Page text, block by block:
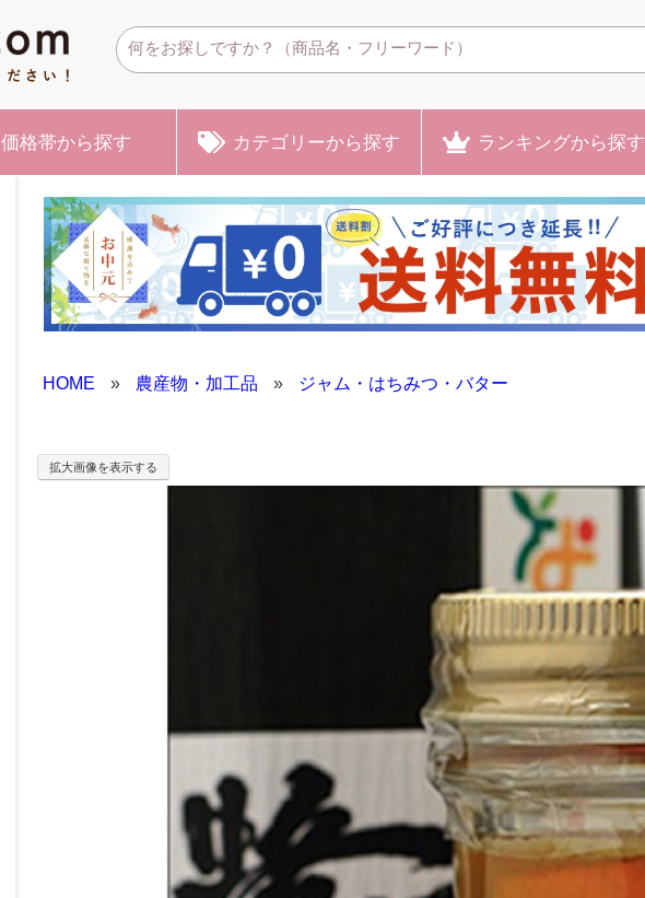
価格帯から探す カテゴリーから探す ランキングから探す
HOME » 農産物・加工品 » ジャム・はちみつ・バター
拡大画像を表示する